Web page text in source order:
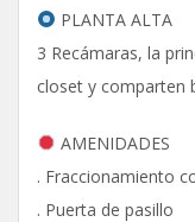
PLANTA ALTA
3 Recámaras, la
closet y comparten
AMENIDADES
. Fraccionamiento
. Puerta de pasillo